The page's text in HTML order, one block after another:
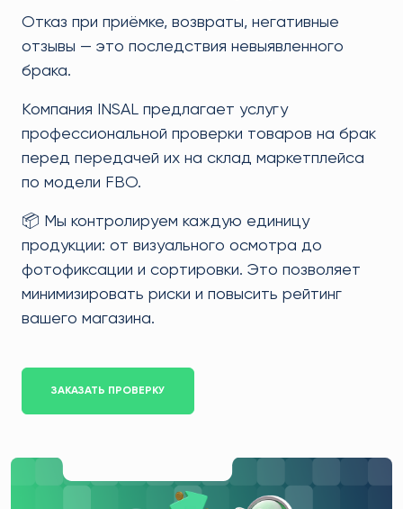
Отказ при приёмке, возвраты, негативные
отзывы — это последствия невыявленного
брака.
Компания INSAL предлагает услугу
профессиональной проверки товаров на брак
перед передачей их на склад маркетплейса
по модели FBO.
📦 Мы контролируем каждую единицу
продукции: от визуального осмотра до
фотофиксации и сортировки. Это позволяет
минимизировать риски и повысить рейтинг
вашего магазина.
ЗАКАЗАТЬ ПРОВЕРКУ